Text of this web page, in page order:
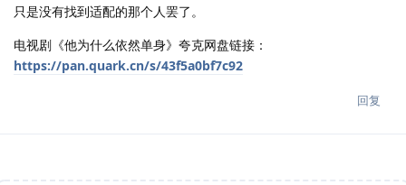
只是没有找到适配的那个人罢了。
电视剧《他为什么依然单身》夸克网盘链接：
https://pan.quark.cn/s/43f5a0bf7c92
回复